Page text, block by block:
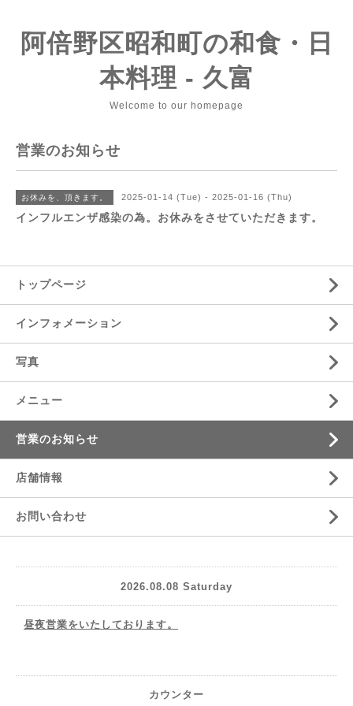
阿倍野区昭和町の和食・日
本料理 - 久富
Welcome to our homepage
営業のお知らせ
お休みを、頂きます。 2025-01-14 (Tue) - 2025-01-16 (Thu)
インフルエンザ感染の為。お休みをさせていただきます。
トップページ
インフォメーション
写真
メニュー
営業のお知らせ
店舗情報
お問い合わせ
2026.08.08 Saturday
昼夜営業をいたしております。
カウンター